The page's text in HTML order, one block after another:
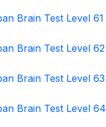
Brain Test Level 61
Brain Test Level 62
Brain Test Level 63
Brain Test Level 64